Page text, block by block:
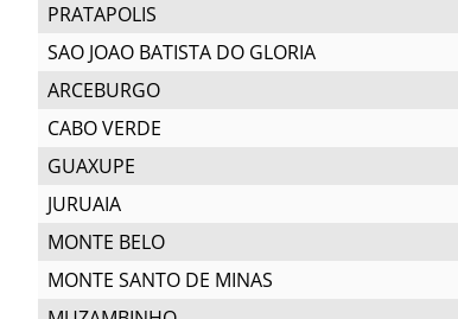
PRATAPOLIS
SAO JOAO BATISTA DO GLORIA
ARCEBURGO
CABO VERDE
GUAXUPE
JURUAIA
MONTE BELO
MONTE SANTO DE MINAS